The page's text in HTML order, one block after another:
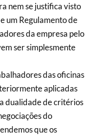
nem se justifica visto
um Regulamento de
da empresa pelo
ser simplesmente
das oficinas
aplicadas
dualidade de critérios
do
que os